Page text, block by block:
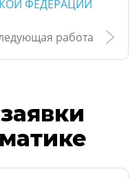
ФЕДЕРАЦИИ
работа